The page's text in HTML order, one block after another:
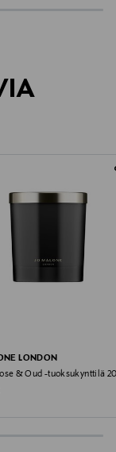
LONDON
& Oud -tuoksukynttilä